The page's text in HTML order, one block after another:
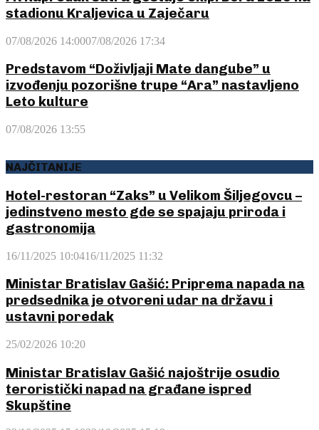
stadionu Kraljevica u Zaječaru
07/08/2026 14:0007/08/2026 17:34
Predstavom “Doživljaji Mate dangube” u
izvođenju pozorišne trupe “Ara” nastavljeno
Leto kulture
07/08/2026 13:55
NAJČITANIJE
Hotel-restoran “Zaks” u Velikom Šiljegovcu –
jedinstveno mesto gde se spajaju priroda i
gastronomija
16/11/2025 10:0416/11/2025 11:32
Ministar Bratislav Gašić: Priprema napada na
predsednika je otvoreni udar na državu i
ustavni poredak
25/02/2026 10:20
Ministar Bratislav Gašić najoštrije osudio
teroristički napad na građane ispred
Skupštine